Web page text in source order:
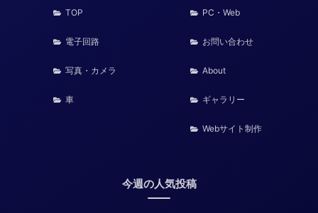
TOP
電子回路
写真・カメラ
車
PC・Web
お問い合わせ
About
ギャラリー
Webサイト制作
今週の人気投稿